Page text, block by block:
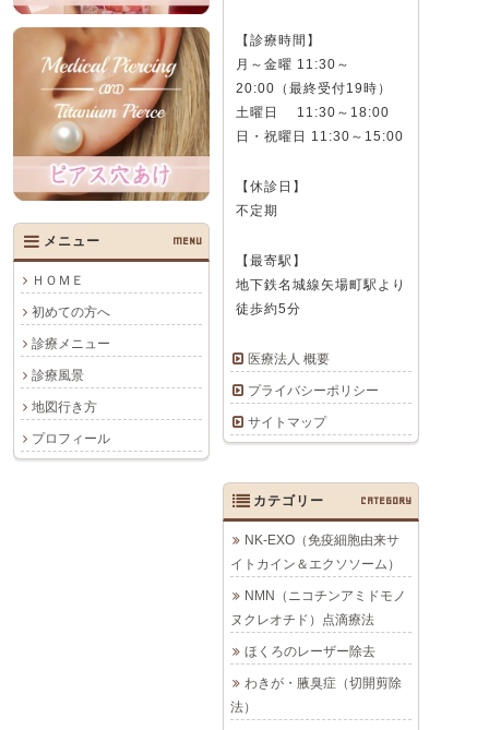
メニュー MENU
ＨＯＭＥ
初めての方へ
診療メニュー
診療風景
地図行き方
プロフィール
【診療時間】
月～金曜 11:30～
20:00（最終受付19時）
土曜日 11:30～18:00
日・祝曜日 11:30～15:00
【休診日】
不定期
【最寄駅】
地下鉄名城線矢場町駅より
徒歩約5分
医療法人 概要
プライバシーポリシー
サイトマップ
カテゴリー CATEGORY
NK-EXO（免疫細胞由来サ
イトカイン＆エクソソーム）
NMN（ニコチンアミドモノ
ヌクレオチド）点滴療法
ほくろのレーザー除去
わきが・腋臭症（切開剪除
法）